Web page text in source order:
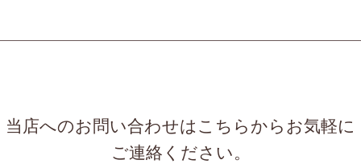
当店へのお問い合わせはこちらからお気軽に
ご連絡ください。